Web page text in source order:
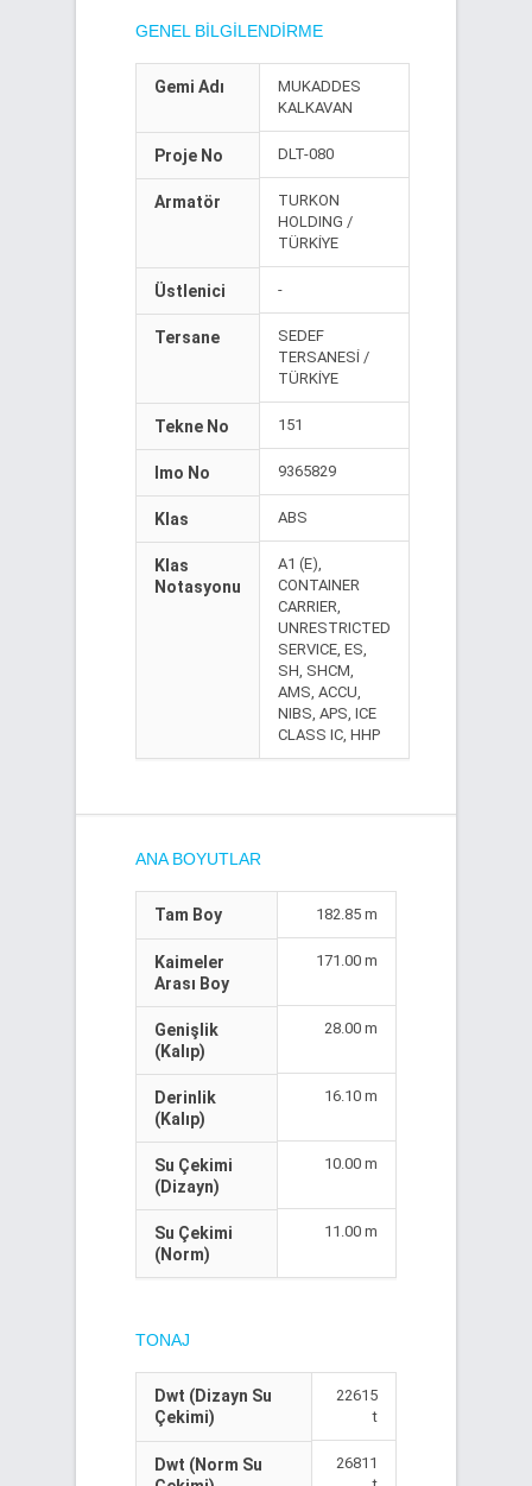
GENEL BILGILENDIRME
Gemi Adı
MUKADDES
KALKAVAN
Proje No DLT-080
Armatör
TURKON
HOLDING /
TÜRKİYE
Üstlenici -
Tersane
SEDEF
TERSANESİ /
TÜRKİYE
Tekne No 151
Imo No 9365829
Klas ABS
Klas
Notasyonu
A1 (E),
CONTAINER
CARRIER,
UNRESTRICTED
SERVICE, ES,
SH, SHCM,
AMS, ACCU,
NIBS, APS, ICE
CLASS IC, HHP
ANA BOYUTLAR
Tam Boy 182.85 m
Kaimeler
Arası Boy
171.00 m
Genişlik
(Kalıp)
28.00 m
Derinlik
(Kalıp)
16.10 m
Su Çekimi
(Dizayn)
10.00 m
Su Çekimi
(Norm)
11.00 m
TONAJ
Dwt (Dizayn Su
Çekimi)
22615
t
Dwt (Norm Su
26811